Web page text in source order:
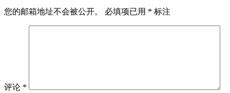
您的邮箱地址不会被公开。 必填项已用 * 标注
评论 *